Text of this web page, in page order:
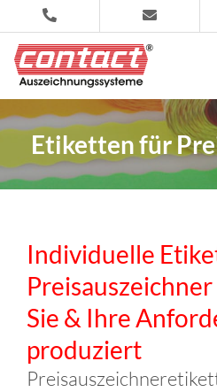
Etiketten für
Individuelle
Preisauszeichner
Sie & Ihre
produziert